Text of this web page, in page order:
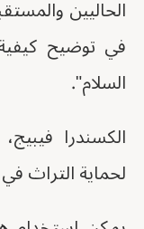
الحاليين
في توضيح
السلام".
الكسندرا
لحماية التراث